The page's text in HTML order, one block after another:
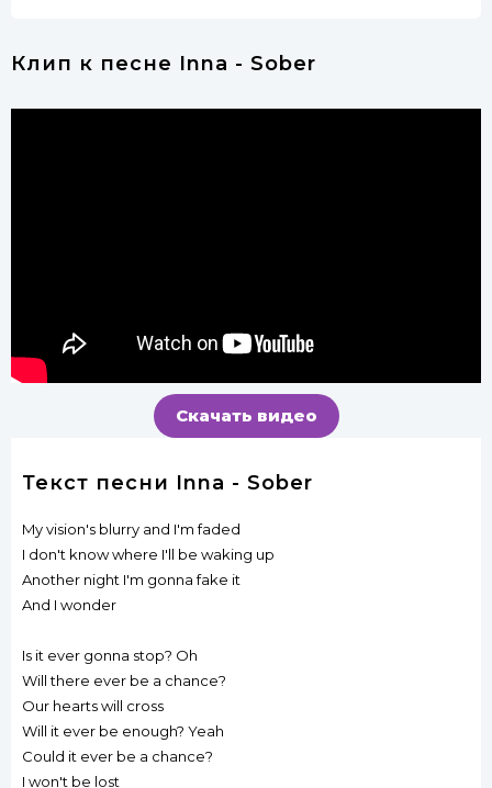
Клип к песне Inna - Sober
Скачать видео
Текст песни Inna - Sober
My vision's blurry and I'm faded
I don't know where I'll be waking up
Another night I'm gonna fake it
And I wonder
Is it ever gonna stop? Oh
Will there ever be a chance?
Our hearts will cross
Will it ever be enough? Yeah
Could it ever be a chance?
I won't be lost